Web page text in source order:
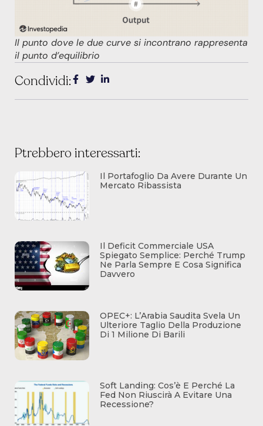
Il punto dove le due curve si incontrano rappresenta
il punto d’equilibrio
Condividi:
Ptrebbero interessarti:
Il Portafoglio Da Avere Durante Un
Mercato Ribassista
Il Deficit Commerciale USA
Spiegato Semplice: Perché Trump
Ne Parla Sempre E Cosa Significa
Davvero
OPEC+: L’Arabia Saudita Svela Un
Ulteriore Taglio Della Produzione
Di 1 Milione Di Barili
Soft Landing: Cos’è E Perché La
Fed Non Riuscirà A Evitare Una
Recessione?